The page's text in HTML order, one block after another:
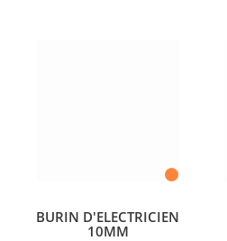
BURIN D'ELECTRICIEN
10MM